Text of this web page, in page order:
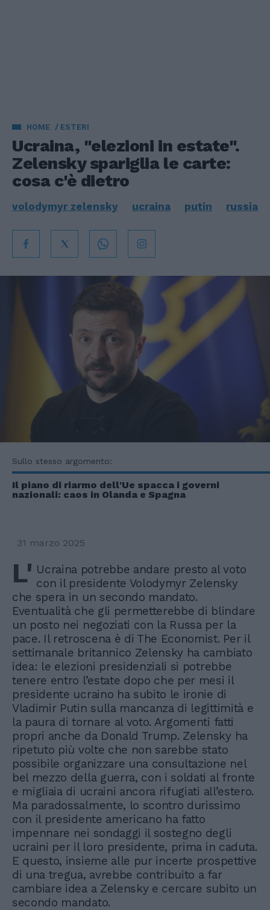
HOME ESTERI
Ucraina, "elezioni in estate".
Zelensky spariglia le carte:
cosa c'è dietro
volodymyr zelensky ucraina putin russia
Sullo stesso argomento:
Il piano di riarmo dell'Ue spacca i governi
nazionali: caos in Olanda e Spagna
31 marzo 2025
L' Ucraina potrebbe andare presto al voto
con il presidente Volodymyr Zelensky
che spera in un secondo mandato.
Eventualità che gli permetterebbe di blindare
un posto nei negoziati con la Russa per la
pace. Il retroscena è di The Economist. Per il
settimanale britannico Zelensky ha cambiato
idea: le elezioni presidenziali si potrebbe
tenere entro l’estate dopo che per mesi il
presidente ucraino ha subito le ironie di
Vladimir Putin sulla mancanza di legittimità e
la paura di tornare al voto. Argomenti fatti
propri anche da Donald Trump. Zelensky ha
ripetuto più volte che non sarebbe stato
possibile organizzare una consultazione nel
bel mezzo della guerra, con i soldati al fronte
e migliaia di ucraini ancora rifugiati all’estero.
Ma paradossalmente, lo scontro durissimo
con il presidente americano ha fatto
impennare nei sondaggi il sostegno degli
ucraini per il loro presidente, prima in caduta.
E questo, insieme alle pur incerte prospettive
di una tregua, avrebbe contribuito a far
cambiare idea a Zelensky e cercare subito un
secondo mandato.